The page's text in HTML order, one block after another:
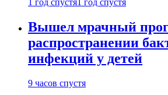
1 год спустя 1 год спустя
Вышел мрачный
распространении
инфекций у детей
9 часов спустя